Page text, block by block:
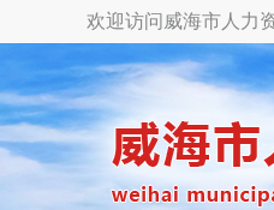
欢迎访问威海市人力